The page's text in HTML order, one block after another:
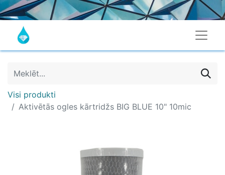
Visi produkti
Aktivētās ogles kārtridžs BIG BLUE 10" 10mic